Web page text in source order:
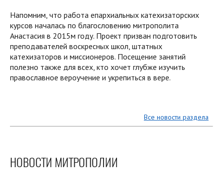
Напомним, что работа епархиальных катехизаторских
курсов началась по благословению митрополита
Анастасия в 2015м году. Проект призван подготовить
преподавателей воскресных школ, штатных
катехизаторов и миссионеров. Посещение занятий
полезно также для всех, кто хочет глубже изучить
православное вероучение и укрепиться в вере.
Все новости раздела
НОВОСТИ МИТРОПОЛИИ